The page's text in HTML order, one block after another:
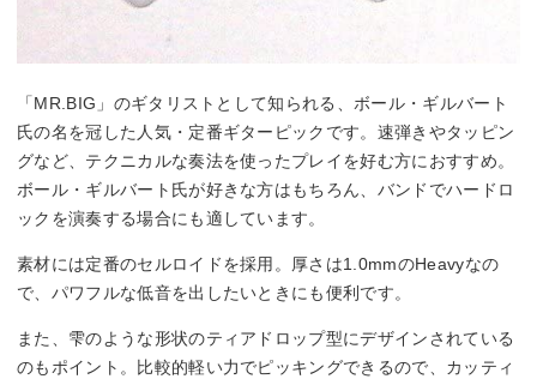
「MR.BIG」のギタリストとして知られる、ボール・ギルバート
氏の名を冠した人気・定番ギターピックです。速弾きやタッピン
グなど、テクニカルな奏法を使ったプレイを好む方におすすめ。
ボール・ギルバート氏が好きな方はもちろん、バンドでハードロ
ックを演奏する場合にも適しています。
素材には定番のセルロイドを採用。厚さは1.0mmのHeavyなの
で、パワフルな低音を出したいときにも便利です。
また、雫のような形状のティアドロップ型にデザインされている
のもポイント。比較的軽い力でピッキングできるので、カッティ